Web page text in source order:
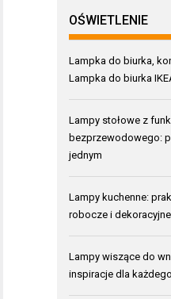
OŚWIETLENIE
Lampka do biurka,
Lampka do biurka
Lampy stołowe z
bezprzewodowego:
jednym
Lampy kuchenne:
robocze i dekoracyjne
Lampy wiszące do
inspiracje dla